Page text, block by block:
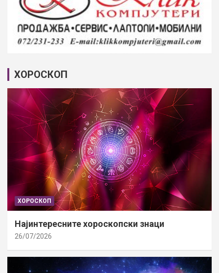
ХОРОСКОП
ХОРОСКОП
Најинтересните хороскопски знаци
26/07/2026